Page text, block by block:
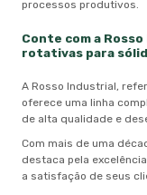
processos produtivos.
Conte com a
rotativas para
A Rosso Industrial,
oferece uma linha
de alta qualidade e
Com mais de uma
destaca pela
a satisfação de seus